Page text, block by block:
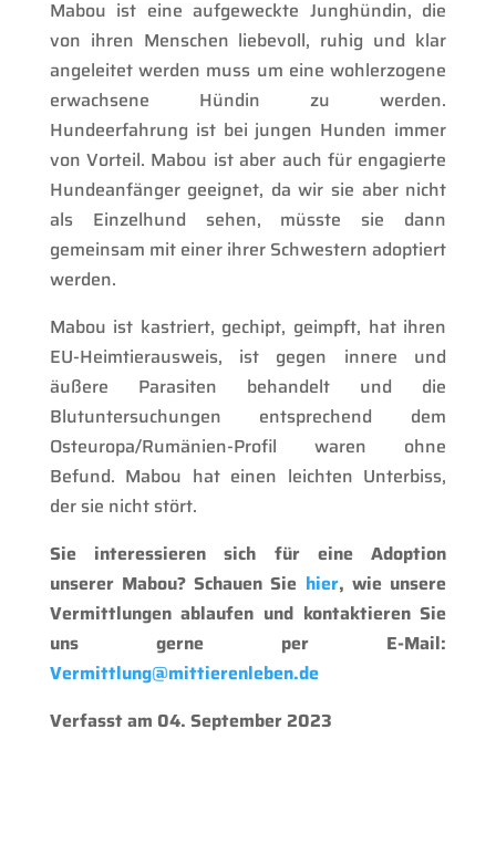
Mabou ist eine aufgeweckte Junghündin, die
von ihren Menschen liebevoll, ruhig und klar
angeleitet werden muss um eine wohlerzogene
erwachsene Hündin zu werden.
Hundeerfahrung ist bei jungen Hunden immer
von Vorteil. Mabou ist aber auch für engagierte
Hundeanfänger geeignet, da wir sie aber nicht
als Einzelhund sehen, müsste sie dann
gemeinsam mit einer ihrer Schwestern adoptiert
werden.
Mabou ist kastriert, gechipt, geimpft, hat ihren
EU-Heimtierausweis, ist gegen innere und
äußere Parasiten behandelt und die
Blutuntersuchungen entsprechend dem
Osteuropa/Rumänien-Profil waren ohne
Befund. Mabou hat einen leichten Unterbiss,
der sie nicht stört.
Sie interessieren sich für eine Adoption
unserer Mabou? Schauen Sie hier, wie unsere
Vermittlungen ablaufen und kontaktieren Sie
uns gerne per E-Mail:
Vermittlung@mittierenleben.de
Verfasst am 04. September 2023